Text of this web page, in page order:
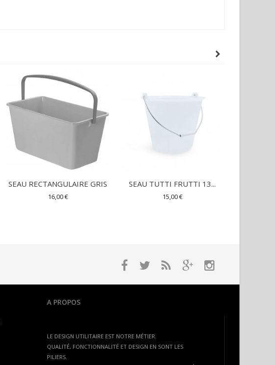
SEAU RECTANGULAIRE GRIS
16,00 €
SEAU TUTTI FRUTTI 13...
15,00 €
A PROPOS
LE DESIGN UTILITAIRE EST NOTRE MÉTIER.
QUALITÉ, FONCTIONNALITÉ ET DESIGN EN SONT LES
PILIERS.